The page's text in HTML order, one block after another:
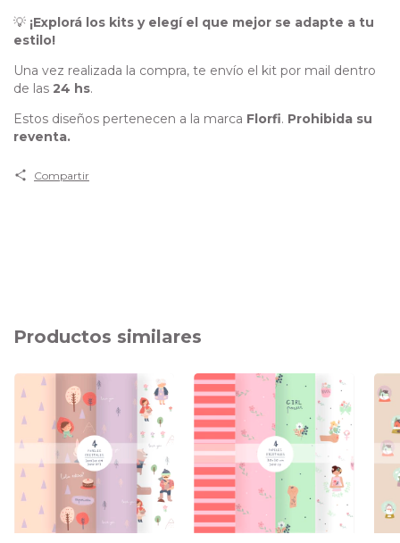
💡 ¡Explorá los kits y elegí el que mejor se adapte a tu
estilo!
Una vez realizada la compra, te envío el kit por mail dentro
de las 24 hs.
Estos diseños pertenecen a la marca Florfi. Prohibida su
reventa.
Compartir
Productos similares